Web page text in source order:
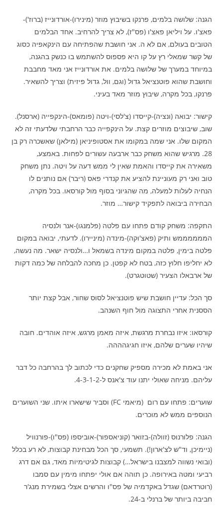
הגנה: שלושה בלמים, פרנקו בשיבוץ מוזר (מינירו)-אורדונייז (ברוז')-
פאצ'ו. על ויליאן פאצ'ו (פס"ז), לא צריך להרחיב. אחד הבלמים
הטובים בעולם, אם לא ה. אני חושבת שהפתיחה עם הינקאפיה כסוג
של קשר שמאלי רץ על קו היא פספוס להשתמש בו כנשק בהגנה,
במיוחד במערך של שלושה בלמים. את אורדונייז אני מאד מחבבת
וחושבת שהוא פוטנציאל גדול (וגם, וול, גדול פיזית) וצריך להשאיר.
פרנקו, בכל מקרה, שיבוץ מוזר מאד בעיני.
קישור: יבואה (ונציה)-קייסדו (צ'לסי)-ויטה (פומאס)-הינקפייה (ארסנל).
שוב, שיבוצים מוזרים קצת. על הינקפייה כבר הרחבתי שלדעתי זה לא
המקום שלו. אני שמה במקומו את אסטופיניאן (מילאן) שאשכרה רק בן
28. מרגיש שהוא משחק כבר ארבעה עשורים לפחות. באמצע,
משאירה את קייסדו והאמת שאין לי ממש דעה על ויטה. נתן משחק
טוב ואני רק מעוניינת להציע את קנדרי פאס (ריבר) אם נותנים לו
הנחיה לעלות למעלה, מה שהגיוני בסוף מול קורסאו. בכל מקרה,
הבחירה ביבואה לתפקיד קישור… מוזר.
התקפה: משחק קודם פתחו עם פלטה (פלמנגו)-אנר ולנסיה
הממממממש ותיק (פאצ'וקה)-מינדה (מיניירו). לדעתי, יבואה במקום
פלטה בימין, פלטה במקום מינדה בשמאל ו…ולנסיה ישאר. מה נעשה,
לא יחליפו חלוץ כזה, בטח לא קפטן. כן מחכה להבלחה של כמה דקות
של ארבאלו הצעיר (שטוטגרט).
סך הכל: עדיין חושבת שיש פוטנציאל לסוס שחור, אבל קצת יותר
הססנית אחרי התצוגה מול חוף השנהב.
קורסאו: איזו נבחרת מרגשת, איזה מאמן מרגש, איזה אוהדים. חובה
שיהיו שערים שלהם, איזו חגיגהההה.
אני באמת לא מכירה מספיק שחקנים כדי לכתוב לך בהרחבה כל דבר
עליהם. מניחה שאולי יתנו עוד צ'אנס ל-4-3-1-2.
שוערים: פתחו עם רום (מיאמי FC) וסביר שישארו איתו. שני השוערים
הנוספים ממש לא מוכרים.
הגנה: פלורנוס (זוולה)-בזואר (קוניאספור)-אוביספו (פס"ו)-פורנוויל
(ניימיכן, וד"ש לצ'ארון!). תשמעי, סך הכל מבחינת קבוצות, לא רע בכלל
(ובואי נשווה למצבנו בישראל…) קבוצות לגיטימיות מאד, גם אם דרג
רביעי ומטה באירופה. כן תוהה אם אולי יפתחו מימין עם סמבו
(רוטרדאם) שגדל באקדמיה של פס"ו והרשים אצלי בשמירת מנג'ר
חביבה ביותר של ברנלי ב-24.